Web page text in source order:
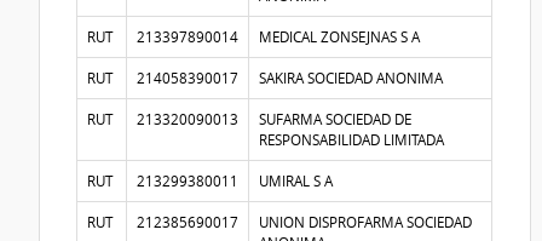
RUT 213397890014 MEDICAL ZONSEJNAS S A
RUT 214058390017 SAKIRA SOCIEDAD ANONIMA
RUT 213320090013
SUFARMA SOCIEDAD DE
RESPONSABILIDAD LIMITADA
RUT 213299380011 UMIRAL S A
RUT 212385690017
UNION DISPROFARMA SOCIEDAD